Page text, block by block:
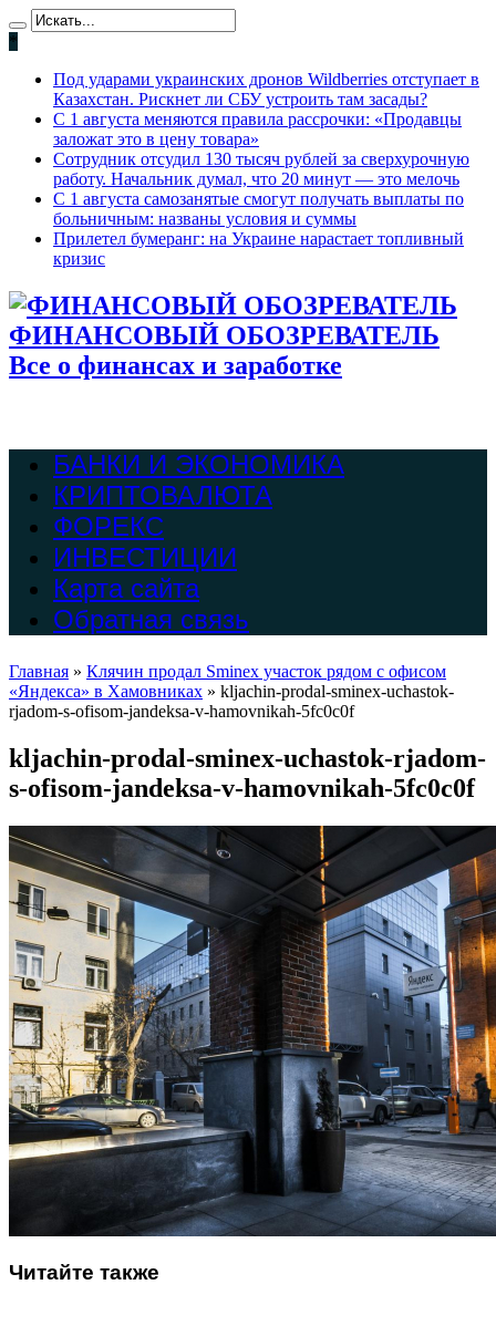
*
Под ударами украинских дронов Wildberries отступает в
Казахстан. Рискнет ли СБУ устроить там засады?
С 1 августа меняются правила рассрочки: «Продавцы
заложат это в цену товара»
Сотрудник отсудил 130 тысяч рублей за сверхурочную
работу. Начальник думал, что 20 минут — это мелочь
С 1 августа самозанятые смогут получать выплаты по
больничным: названы условия и суммы
Прилетел бумеранг: на Украине нарастает топливный
кризис
ФИНАНСОВЫЙ ОБОЗРЕВАТЕЛЬ
Все о финансах и заработке
БАНКИ И ЭКОНОМИКА
КРИПТОВАЛЮТА
ФОРЕКС
ИНВЕСТИЦИИ
Карта сайта
Обратная связь
Главная » Клячин продал Sminex участок рядом с офисом
«Яндекса» в Хамовниках » kljachin-prodal-sminex-uchastok-
rjadom-s-ofisom-jandeksa-v-hamovnikah-5fc0c0f
kljachin-prodal-sminex-uchastok-rjadom-
s-ofisom-jandeksa-v-hamovnikah-5fc0c0f
Читайте также